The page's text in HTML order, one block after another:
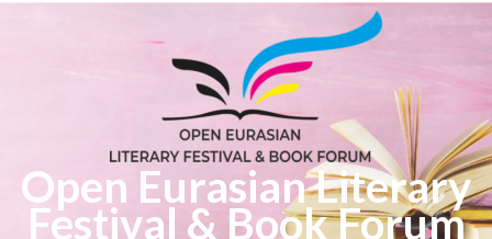
Open Eurasian Literary
Festival & Book Forum